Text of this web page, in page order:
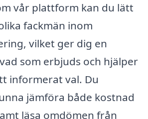
vår plattform kan du lätt
fackmän inom
vilket ger dig en
som erbjuds och hjälper
informerat val. Du
jämföra både kostnad
läsa omdömen från